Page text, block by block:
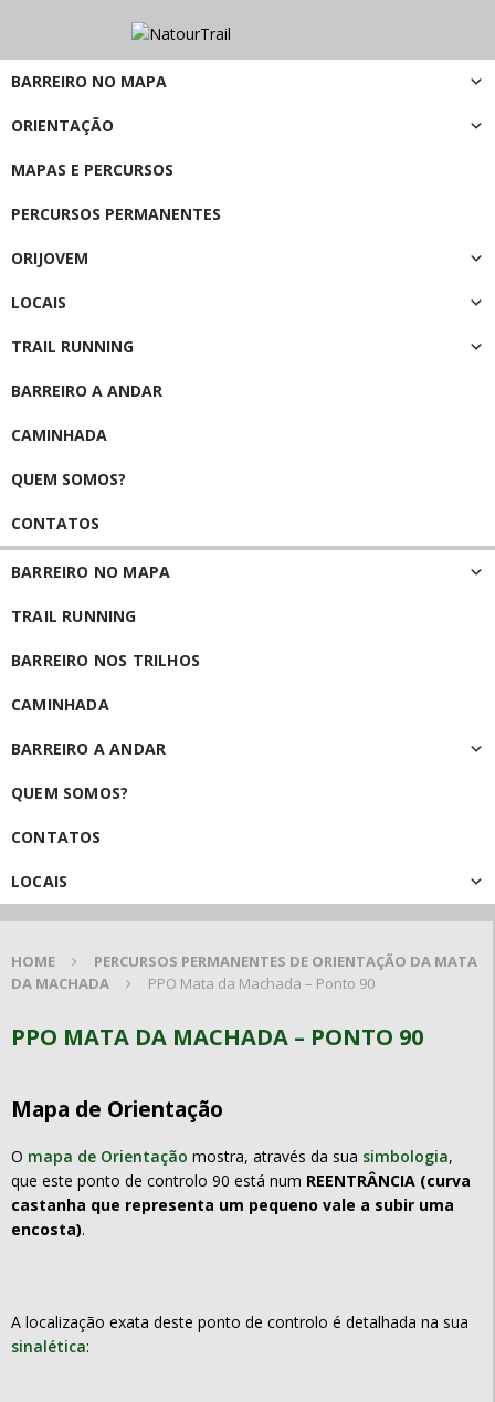
BARREIRO NO MAPA
ORIENTAÇÃO
MAPAS E PERCURSOS
PERCURSOS PERMANENTES
ORIJOVEM
LOCAIS
TRAIL RUNNING
BARREIRO A ANDAR
CAMINHADA
QUEM SOMOS?
CONTATOS
BARREIRO NO MAPA
TRAIL RUNNING
BARREIRO NOS TRILHOS
CAMINHADA
BARREIRO A ANDAR
QUEM SOMOS?
CONTATOS
LOCAIS
HOME
PERCURSOS PERMANENTES DE ORIENTAÇÃO DA MATA
DA MACHADA
PPO Mata da Machada – Ponto 90
PPO MATA DA MACHADA – PONTO 90
Mapa de Orientação
O mapa de Orientação mostra, através da sua simbologia,
que este ponto de controlo 90 está num REENTRÂNCIA (curva
castanha que representa um pequeno vale a subir uma
encosta).
A localização exata deste ponto de controlo é detalhada na sua
sinalética: